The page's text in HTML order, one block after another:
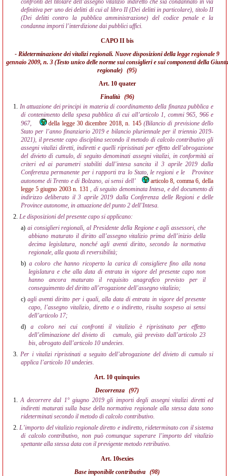
confronti del titolare dell’assegno vitalizio indiretto che sia condannato in via
definitiva per uno dei delitti di cui al libro II (Dei delitti in particolare), titolo II
(Dei delitti contro la pubblica amministrazione) del codice penale e la
condanna importi l’interdizione dai pubblici uffici.
CAPO II bis
- Rideterminazione dei vitalizi regionali. Nuove disposizioni della legge regionale 9
gennaio 2009, n. 3(Testo unico delle norme sui consiglieri e sui componenti della Giunta
regionale) (95)
Art. 10 quater
Finalità (96)
1. In attuazione dei principi in materia di coordinamento della finanza pubblica e
di contenimento della spesa pubblica di cui all’articolo 1, commi 965, 966 e
967,
della legge 30 dicembre 2018, n. 145 (Bilancio di previsione dello
Stato per l’anno finanziario 2019 e bilancio pluriennale per il triennio 2019-
2021), il presente capo disciplina secondo il metodo di calcolo contributivo gli
assegni vitalizi diretti, indiretti e quelli ripristinati per effetto dell’abrogazione
del divieto di cumulo, di seguito denominati assegni vitalizi, in conformità ai
criteri ed ai parametri stabiliti dall’intesa sancita il 3 aprile 2019 dalla
Conferenza permanente per i rapporti tra lo Stato, le regioni e le
Province
autonome di Trento e di Bolzano, ai sensi dell’
articolo 8, comma 6, della
legge 5 giugno 2003 n. 131 , di seguito denominata Intesa, e del documento di
indirizzo deliberato il 3 aprile 2019 dalla Conferenza delle Regioni e delle
Province autonome, in attuazione del punto 2 dell’Intesa.
2. Le disposizioni del presente capo si applicano:
a) ai consiglieri regionali, al Presidente della Regione e agli assessori, che
abbiano maturato il diritto all’assegno vitalizio prima dell’inizio della
decima legislatura, nonché agli aventi diritto, secondo la normativa
regionale, alla quota di reversibilità;
b) a coloro che hanno ricoperto la carica di consigliere fino alla nona
legislatura e che alla data di entrata in vigore del presente capo non
hanno ancora maturato il requisito anagrafico previsto per il
conseguimento del diritto all’erogazione dell’assegno vitalizio;
c)agli aventi diritto per i quali, alla data di entrata in vigore del presente
capo, l’assegno vitalizio, diretto e o indiretto, risulta sospeso ai sensi
dell’articolo 17;
d) a coloro nei cui confronti il vitalizio è ripristinato per effetto
dell’eliminazione del divieto di
cumulo, già previsto dall’articolo 23
bis, abrogato dall’articolo 10 undecies.
3.Per i vitalizi ripristinati a seguito dell’abrogazione del divieto di cumulo si
applica l’articolo 10 undecies.
Art. 10 quinquies
Decorrenza (97)
1.A decorrere dal 1° giugno 2019 gli importi degli assegni vitalizi diretti ed
indiretti maturati sulla base della normativa regionale alla stessa data sono
rideterminati secondo il metodo di calcolo contributivo.
2.L’importo del vitalizio regionale diretto e indiretto, rideterminato con il sistema
di calcolo contributivo, non può comunque superare l’importo del vitalizio
spettante alla stessa data con il previgente metodo retributivo.
Art. 10sexies
Base imponibile contributiva (98)